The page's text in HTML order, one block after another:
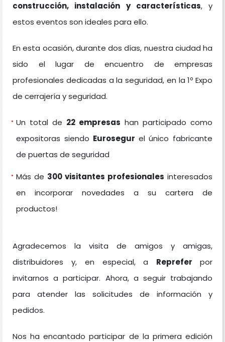
construcción, instalación y características, y
estos eventos son ideales para ello.
En esta ocasión, durante dos días, nuestra ciudad ha
sido el lugar de encuentro de empresas
profesionales dedicadas a la seguridad, en la 1º Expo
de cerrajería y seguridad.
Un total de 22 empresas han participado como
expositoras siendo Eurosegur el único fabricante
de puertas de seguridad
Más de 300 visitantes profesionales interesados
en incorporar novedades a su cartera de
productos!
Agradecemos la visita de amigos y amigas,
distribuidores y, en especial, a Repreferpor
invitarnos a participar. Ahora, a seguir trabajando
para atender las solicitudes de información y
pedidos.
Nos ha encantado participar de la primera edición